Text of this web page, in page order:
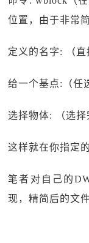
位置，由于非常
定义的名字: （直
给一个基点:（任
选择物体: （选择
这样就在你指定
笔者对自己的
现，精简后的文